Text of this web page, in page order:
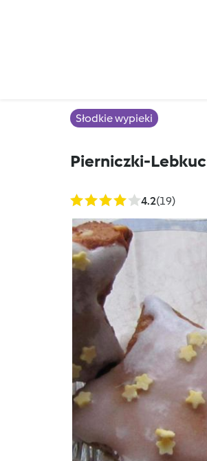
Słodkie wypieki
Pierniczki-
4.2(19)